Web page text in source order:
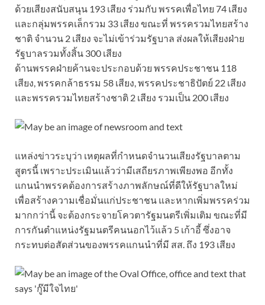
ด้วยเสียงสนับสนุน 193 เสียง ร่วมกับ พรรคเพื่อไทย 74 เสียง
และกลุ่มพรรคเล็กรวม 33 เสียง ขณะที่ พรรครวมไทยสร้าง
ชาติ จำนวน 2 เสียง จะไม่เข้าร่วมรัฐบาล ส่งผลให้เสียงฝ่าย
รัฐบาลรวมทั้งสิ้น 300 เสียง
ด้านพรรคฝ่ายค้านจะประกอบด้วย พรรคประชาชน 118
เสียง, พรรคกล้าธรรม 58 เสียง, พรรคประชาธิปัตย์ 22 เสียง
และพรรครวมไทยสร้างชาติ 2 เสียง รวมเป็น 200 เสียง
แหล่งข่าวระบุว่า เหตุผลที่กำหนดจำนวนเสียงรัฐบาลตาม
สูตรนี้ เพราะประเมินแล้วว่ามีเสถียรภาพเพียงพอ อีกทั้ง
แกนนำพรรคต้องการสร้างภาพลักษณ์ที่ดีให้รัฐบาลใหม่
เพื่อสร้างความเชื่อมั่นแก่ประชาชน และหากเพิ่มพรรคร่วม
มากกว่านี้ จะต้องกระจายโควตารัฐมนตรีเพิ่มเติม ขณะที่มี
การกันตำแหน่งรัฐมนตรีคนนอกไว้แล้ว 5 เก้าอี้ ซึ่งอาจ
กระทบต่อสัดส่วนของพรรคแกนนำที่มี สส. ถึง 193 เสียง